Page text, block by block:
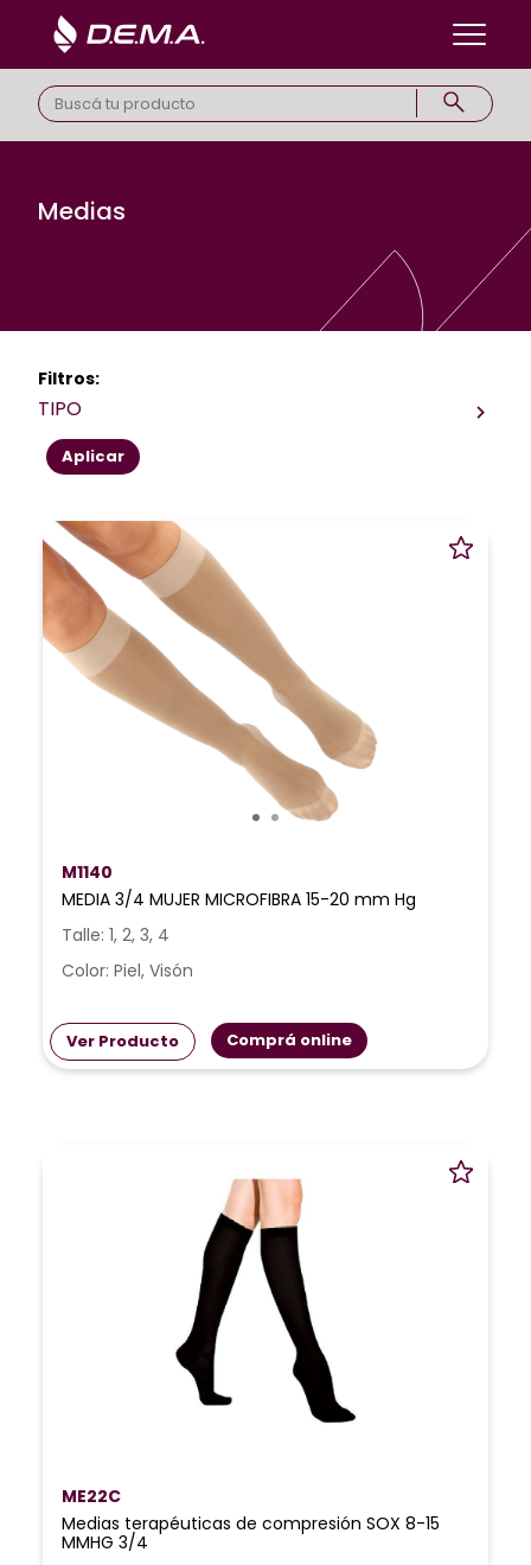
Medias
Filtros:
TIPO
Aplicar
M1140
MEDIA 3/4 MUJER MICROFIBRA 15-20 mm Hg
Talle: 1, 2, 3, 4
Color: Piel, Visón
Ver Producto Comprá online
ME22C
Medias terapéuticas de compresión SOX 8-15
MMHG 3/4